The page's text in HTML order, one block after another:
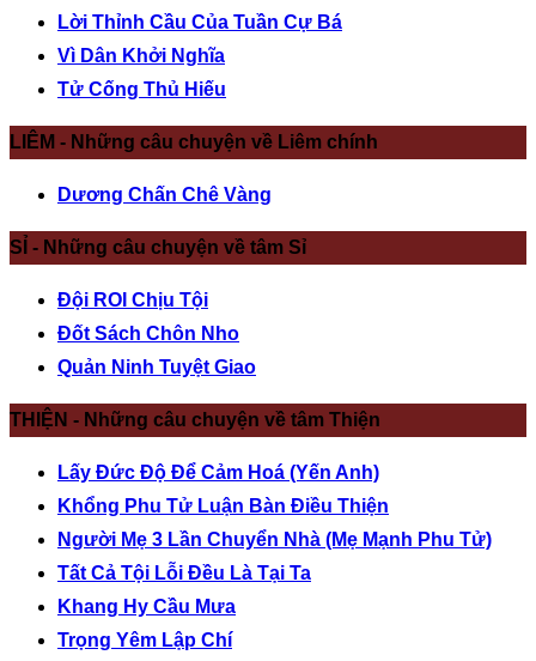
Lời Thỉnh Cầu Của Tuần Cự Bá
Vì Dân Khởi Nghĩa
Tử Cống Thủ Hiếu
LIÊM - Những câu chuyện về Liêm chính
Dương Chấn Chê Vàng
SỈ - Những câu chuyện về tâm Sỉ
Đội ROI Chịu Tội
Đốt Sách Chôn Nho
Quản Ninh Tuyệt Giao
THIỆN - Những câu chuyện về tâm Thiện
Lấy Đức Độ Để Cảm Hoá (Yến Anh)
Khổng Phu Tử Luận Bàn Điều Thiện
Người Mẹ 3 Lần Chuyển Nhà (Mẹ Mạnh Phu Tử)
Tất Cả Tội Lỗi Đều Là Tại Ta
Khang Hy Cầu Mưa
Trọng Yêm Lập Chí